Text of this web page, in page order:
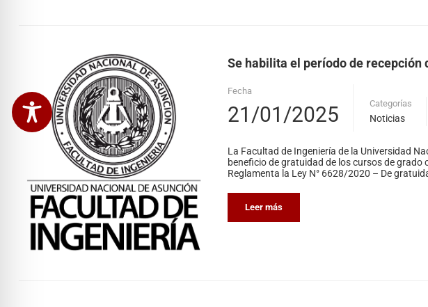
Se habilita el período de recepción
Fecha
21/01/2025 Categorías
Noticias
La Facultad de Ingeniería de la Universidad
beneficio de gratuidad de los cursos de
Reglamenta la Ley N° 6628/2020 – De
Leer más
Al servicio de sus